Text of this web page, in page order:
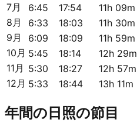
7月
6:45 17:54
11h 09m
8月
6:33 18:03
11h 30m
9月
6:09 18:09
11h 59m
10月 5:45 18:14
12h 29m
11月 5:30 18:27
12h 57m
12月 5:33 18:44 13h 11m
年間の日照の節目